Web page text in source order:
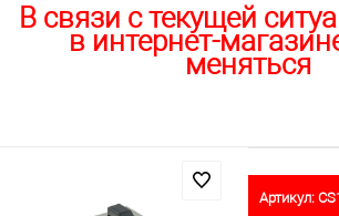
В связи с текущей
в интернет-
меняться
Артикул: